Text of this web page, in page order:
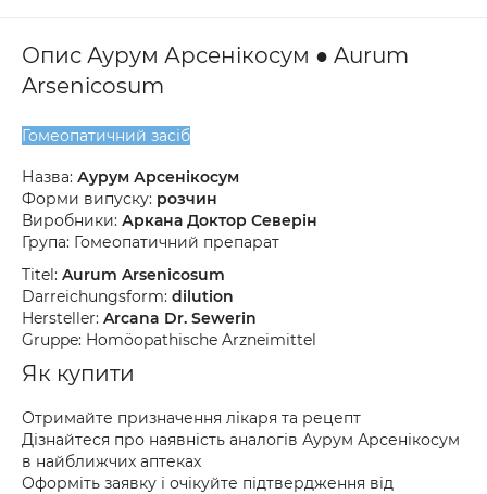
Опис Аурум Арсенікосум ● Aurum
Arsenicosum
Гомеопатичний засіб
Назва: Аурум Арсенікосум
Форми випуску: розчин
Виробники: Аркана Доктор Северін
Група: Гомеопатичний препарат
Titel: Aurum Arsenicosum
Darreichungsform: dilution
Hersteller: Arcana Dr. Sewerin
Gruppe: Homöopathische Arzneimittel
Як купити
Отримайте призначення лікаря та рецепт
Дізнайтеся про наявність аналогів Аурум Арсенікосум
в найближчих аптеках
Оформіть заявку і очікуйте підтвердження від